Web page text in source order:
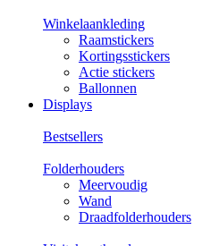
Winkelaankleding
Raamstickers
Kortingsstickers
Actie stickers
Ballonnen
Displays
Bestsellers
Folderhouders
Meervoudig
Wand
Draadfolderhouders